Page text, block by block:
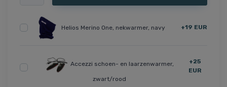
Helios Merino One, nekwarmer, navy +19 EUR
Accezzi schoen- en laarzenwarmer,
zwart/rood
+25
EUR